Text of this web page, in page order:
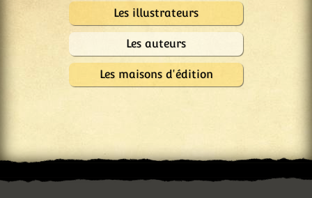
Les illustrateurs
Les auteurs
Les maisons d'édition